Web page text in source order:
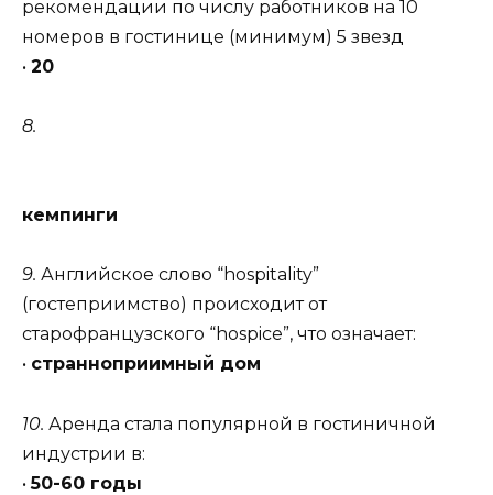
рекомендации по числу работников на 10
номеров в гостинице (минимум) 5 звезд
• 20
8.
кемпинги
9. Английское слово “hospitality”
(гостеприимство) происходит от
старофранцузского “hospice”, что означает:
• странноприимный дом
10. Аренда стала популярной в гостиничной
индустрии в:
•50-60 годы